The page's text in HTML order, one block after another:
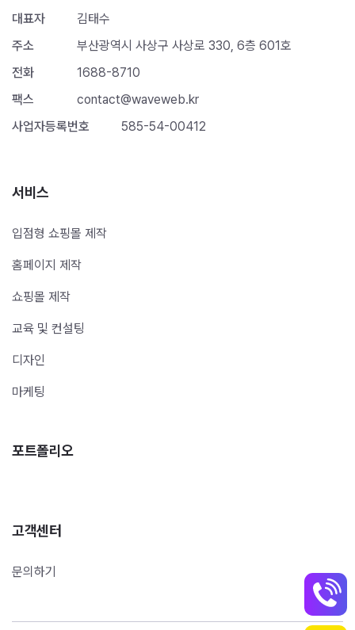
대표자
김태수
주소
부산광역시 사상구 사상로 330, 6층 601호
전화
1688-8710
팩스
contact@waveweb.kr
사업자등록번호
585-54-00412
서비스
입점형 쇼핑몰 제작
홈페이지 제작
쇼핑몰 제작
교육 및 컨설팅
디자인
마케팅
포트폴리오
고객센터
문의하기